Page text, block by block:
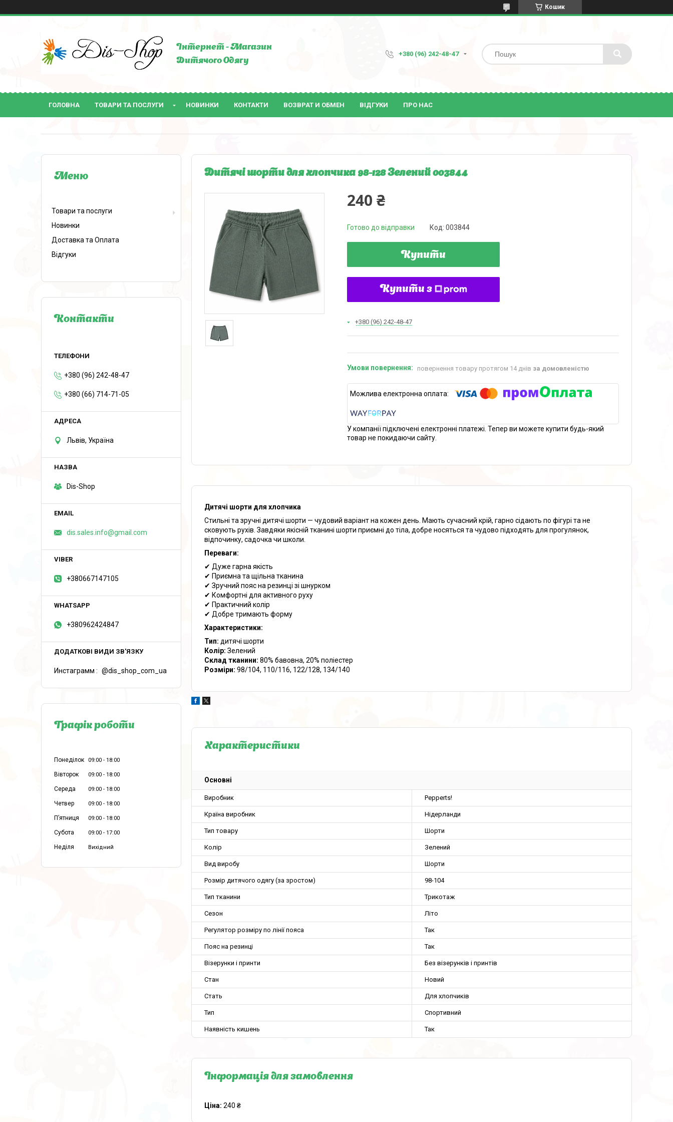
Кошик
Інтернет - Магазин
Дитячого Одягу
+380 (96) 242-48-47
ГОЛОВНА ТОВАРИ ТА ПОСЛУГИ НОВИНКИ КОНТАКТИ ВОЗВРАТ И ОБМЕН ВІДГУКИ ПРО НАС
Дитячі шорти для хлопчика 98-128 Зелений 003844
240 ₴
Готово до відправки Код: 003844
Купити
Купити з
+380 (96) 242-48-47
повернення товару протягом 14 днів за домовленістю
У компанії підключені електронні платежі. Тепер ви можете купити будь-який
товар не покидаючи сайту.
Дитячі шорти для хлопчика
Стильні та зручні дитячі шорти — чудовий варіант на кожен день. Мають сучасний крій, гарно сідають по фігурі та не
сковують рухів. Завдяки якісній тканині шорти приємні до тіла, добре носяться та чудово підходять для прогулянок,
відпочинку, садочка чи школи.
Переваги:
✔ Дуже гарна якість
✔ Приємна та щільна тканина
✔ Зручний пояс на резинці зі шнурком
✔ Комфортні для активного руху
✔ Практичний колір
✔ Добре тримають форму
Характеристики:
Тип: дитячі шорти
Колір: Зелений
Склад тканини: 80% бавовна, 20% поліестер
Розміри: 98/104, 110/116, 122/128, 134/140
Характеристики
Основні
Виробник Pepperts!
Країна виробник Нідерланди
Тип товару Шорти
Колір Зелений
Вид виробу Шорти
Розмір дитячого одягу (за зростом) 98-104
Тип тканини Трикотаж
Сезон Літо
Регулятор розміру по лінії пояса Так
Пояс на резинці Так
Візерунки і принти Без візерунків і принтів
Стан Новий
Стать Для хлопчиків
Тип Спортивний
Наявність кишень Так
Інформація для замовлення
Ціна: 240 ₴
Товари та послуги
Новинки
Доставка та Оплата
Відгуки
Контакти
+380 (96) 242-48-47
+380 (66) 714-71-05
Львів, Україна
Dis-Shop
dis.sales.info@gmail.com
+380667147105
+380962424847
Инстаграмм @dis_shop_com_ua
Графік роботи
Понеділок 09:00 18:00
Вівторок 09:00 18:00
Середа 09:00 18:00
Четвер 09:00 18:00
Пʼятниця 09:00 18:00
Субота 09:00 17:00
Неділя Вихідний